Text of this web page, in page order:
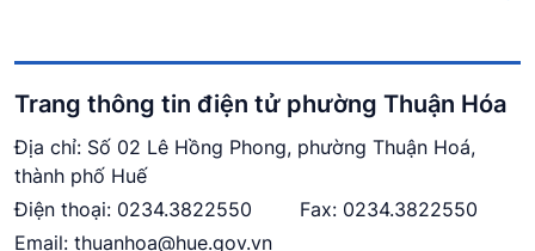
Trang thông tin điện tử phường Thuận Hóa
Địa chỉ: Số 02 Lê Hồng Phong, phường Thuận Hoá,
thành phố Huế
Điện thoại: 0234.3822550
Fax: 0234.3822550
Email: thuanhoa@hue.gov.vn